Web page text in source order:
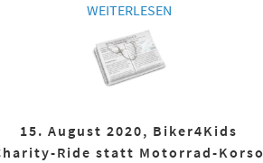
WEITERLESEN
15. August 2020, Biker4Kids
Ride statt Motorrad-Korso